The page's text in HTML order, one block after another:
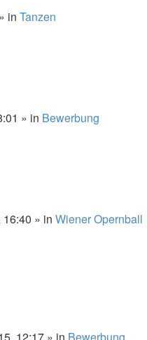
» in Tanzen
» in Bewerbung
16:40 » in Wiener Opernball